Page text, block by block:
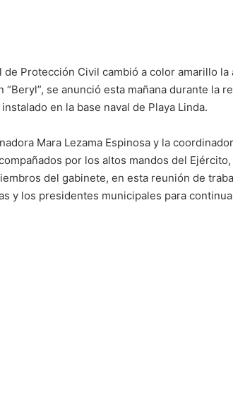
de Protección Civil cambió a color amarillo
“Beryl”, se anunció esta mañana durante la
en la base naval de Playa Linda.
Mara Lezama Espinosa y la
por los altos mandos del
del gabinete, en esta reunión de
y los presidentes municipales para